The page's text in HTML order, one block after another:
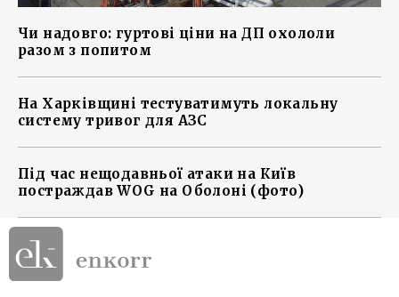
Чи надовго: гуртові ціни на ДП охололи
разом з попитом
На Харківщині тестуватимуть локальну
систему тривог для АЗС
Під час нещодавньої атаки на Київ
постраждав WOG на Оболоні (фото)